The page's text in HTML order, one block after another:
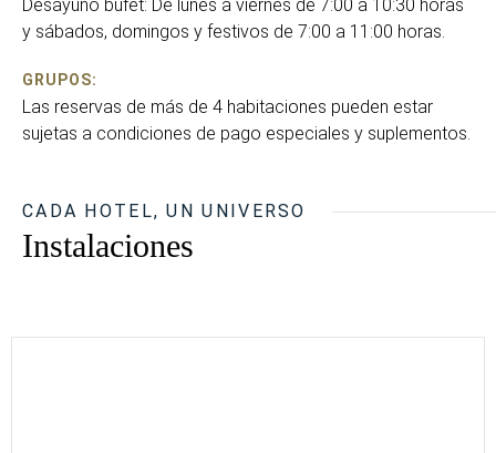
Desayuno bufet: De lunes a viernes de 7:00 a 10:30 horas
y sábados, domingos y festivos de 7:00 a 11:00 horas.
GRUPOS:
Las reservas de más de 4 habitaciones pueden estar
sujetas a condiciones de pago especiales y suplementos.
CADA HOTEL, UN UNIVERSO
Instalaciones